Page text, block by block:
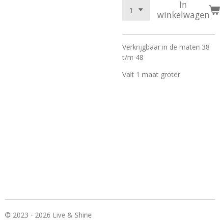
In
winkelwagen
Verkrijgbaar in de maten 38
t/m 48
Valt 1 maat groter
© 2023 - 2026 Live & Shine